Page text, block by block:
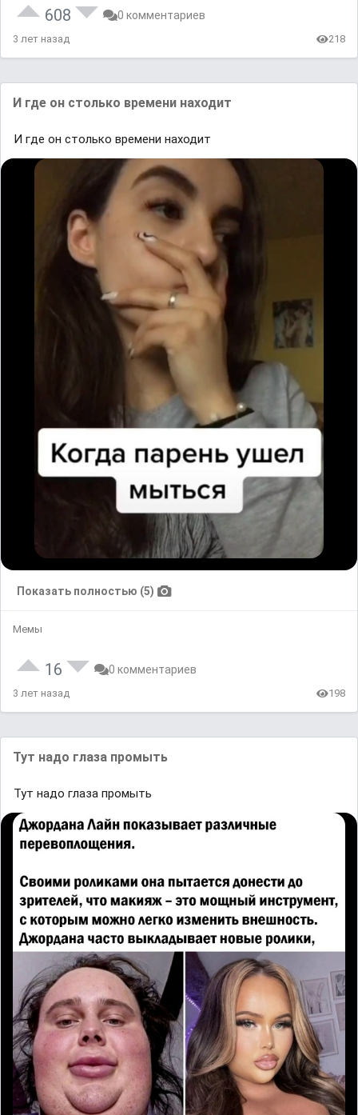
608 0 комментариев
3 лет назад 218
И где он столько времени находит
И где он столько времени находит
Показать полностью (5)
Мемы
16 0 комментариев
3 лет назад 198
Тут надо глаза промыть
Тут надо глаза промыть